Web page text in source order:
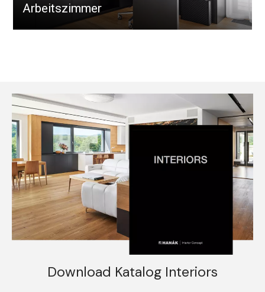
Arbeitszimmer
Download Katalog Interiors